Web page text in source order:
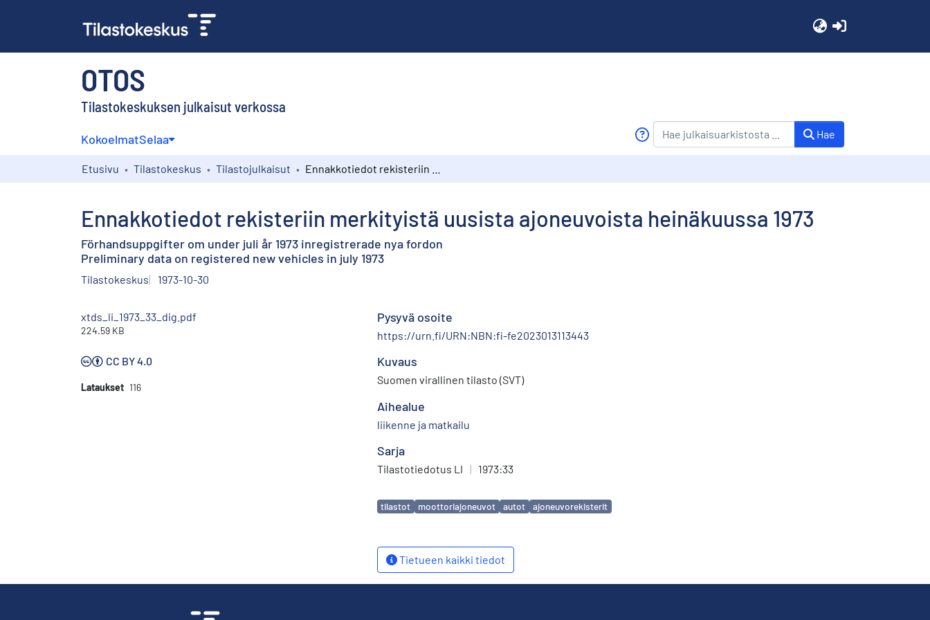
OTOS
Tilastokeskuksen julkaisut verkossa
KokoelmatSelaa Hae
Etusivu Tilastokeskus Tilastojulkaisut
Ennakkotiedot rekisteriin merkityistä uusista ajoneuvoista heinäkuussa 1973
Förhandsuppgifter om under juli år 1973 inregistrerade nya fordon
Preliminary data on registered new vehicles in july 1973
Tilastokeskus 1973-10-30
xtds_li_1973_33_dig.pdf
224.59 KB
CC BY 4.0
Lataukset 116
Pysyvä osoite
https://urn.fi/URN:NBN:fi-fe2023013113443
Kuvaus
Suomen virallinen tilasto (SVT)
Aihealue
liikenne ja matkailu
Sarja
Tilastotiedotus LI | 1973:33
Avainsanat
tilastot moottoriajoneuvot autot ajoneuvorekisterit
Tietueen kaikki tiedot